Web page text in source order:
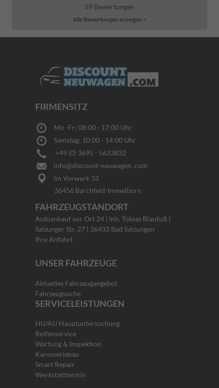
59 Bewertungen
Alle Bewertungen anzeigen >
FIRMENSITZ
Mo -Fr: 08:00 - 17:00 Uhr
Samstag: 10:00 - 14:00 Uhr
+49 (0) 3695 - 5633832
info@discount-neuwagen .com
Im Vorwerk 33
36456 Barchfeld-Immelborn
FAHRZEUGSTANDORT
Autoankauf vor Ort 24 | Inh. Tobias Blaufuß |
Salzunger Str. 27 | 36433 Bad Salzungen
Ihre Anfahrt
UNSER FAHRZEUGE
Aktuelles Fahrzeugangebot
Fahrzeugsuche
SERVICELEISTUNGEN
HU/AU Hauptuntersuchung
Reifenservice
Wartung & Inspektion
Karosseriebau
Smart Repair
Werkstatttermin